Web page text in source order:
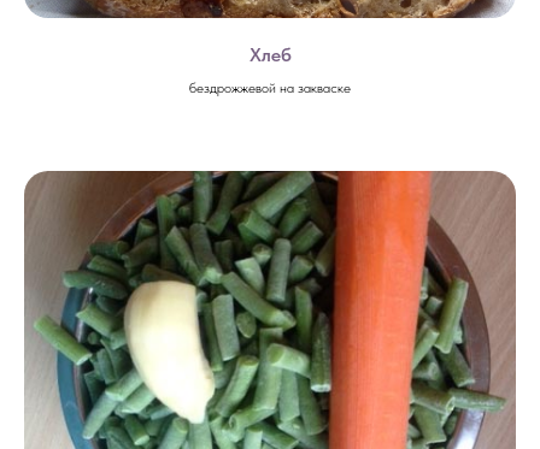
Хлеб
бездрожжевой на закваске